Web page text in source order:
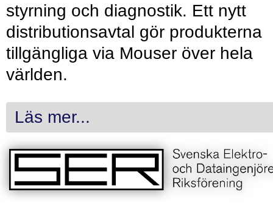
styrning och diagnostik. Ett nytt
distributionsavtal gör produkterna
tillgängliga via Mouser över hela
världen.
Läs mer...